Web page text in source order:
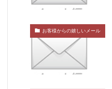
お客様からの嬉しいメール